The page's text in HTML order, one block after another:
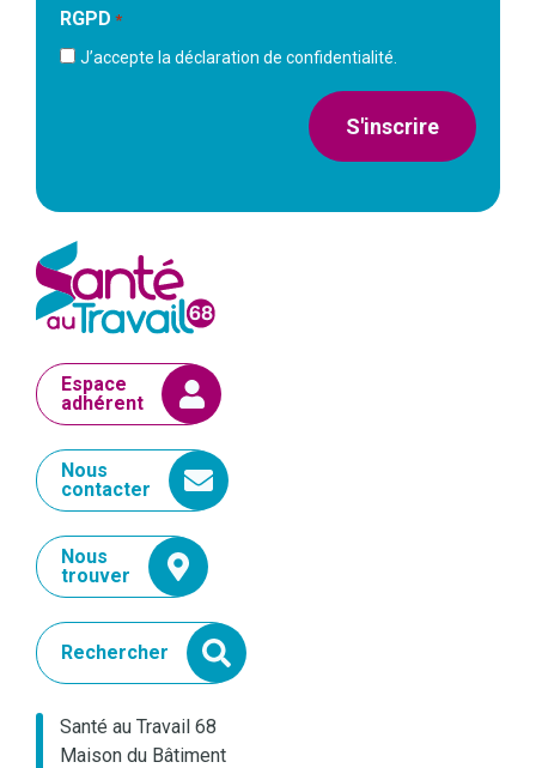
RGPD *
J’accepte la déclaration de confidentialité.
S'inscrire
Espace
adhérent
Nous
contacter
Nous
trouver
Rechercher
Santé au Travail 68
Maison du Bâtiment